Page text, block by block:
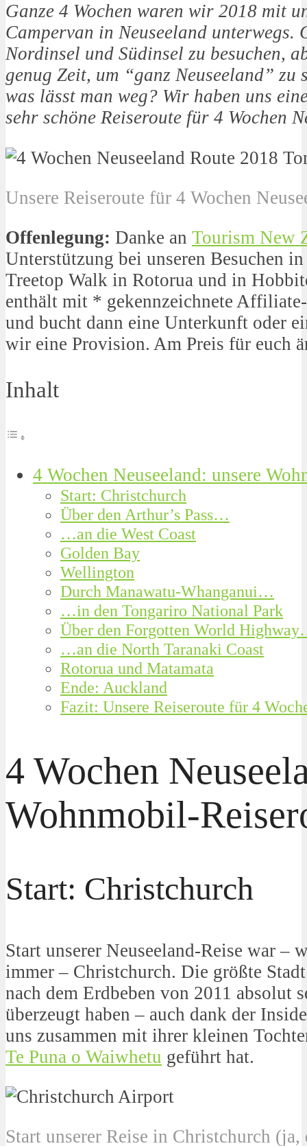
Ganze 4 Wochen waren wir 2018 mit
Campervan in Neuseeland unterwegs.
Nordinsel und Südinsel zu besuchen,
genug Zeit, um “ganz Neuseeland” zu
was lässt man weg? Wir haben uns
sehr schöne Reiseroute für 4 Wochen
Unsere Reiseroute für 4 Wochen
Offenlegung: Danke an Tourism New
Unterstützung bei unseren Besuchen
Treetop Walk in Rotorua und in
enthält mit * gekennzeichnete
und bucht dann eine Unterkunft oder
wir eine Provision. Am Preis für euch
Inhalt
4 Wochen Neuseeland: unsere
Start: Christchurch
Über den Arthur’s Pass…
…an die West Coast
Golden Bay
Wellington
Durch Manawatu-Whanganui…
…in den Tongariro National Park
Über den Forgotten World
…an die North Taranaki Coast
Rotorua und Matamata
Ende: Auckland
Fazit: Unsere Reiseroute für 4
4 Wochen
Wohnmobil-
Start: Christchurch
Start unserer Neuseeland-Reise war –
immer – Christchurch. Die größte
nach dem Erdbeben von 2011 absolut
überzeugt haben – auch dank der
uns zusammen mit ihrer kleinen
Te Puna o Waiwhetu geführt hat.
Start unserer Reise in Christchurch